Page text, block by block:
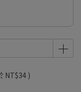
NT$34 )